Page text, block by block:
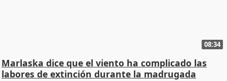
08:34
Marlaska dice que el viento ha complicado las
labores de extinción durante la madrugada